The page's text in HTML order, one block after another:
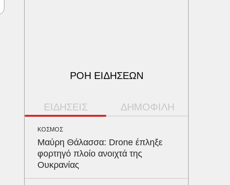
ΡΟΗ ΕΙΔΗΣΕΩΝ
ΕΙΔΗΣΕΙΣ ΔΗΜΟΦΙΛΗ
ΚΟΣΜΟΣ
Μαύρη Θάλασσα: Drone έπληξε
φορτηγό πλοίο ανοιχτά της
Ουκρανίας